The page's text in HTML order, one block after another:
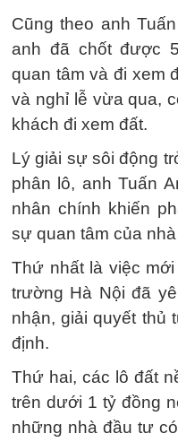
Cũng theo anh
anh đã chốt được
quan tâm và đi xem
và nghỉ lễ vừa qua,
khách đi xem đất.
Lý giải sự sôi động
phân lô, anh Tuấn
nhân chính khiến
sự quan tâm của
Thứ nhất là việc
trường Hà Nội đã
nhận, giải quyết thủ
định.
Thứ hai, các lô đất
trên dưới 1 tỷ đồng
những nhà đầu tư